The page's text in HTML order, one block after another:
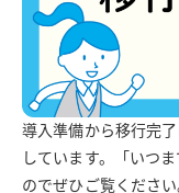
導入準備から移行完
しています。「いつ
のでぜひご覧ください